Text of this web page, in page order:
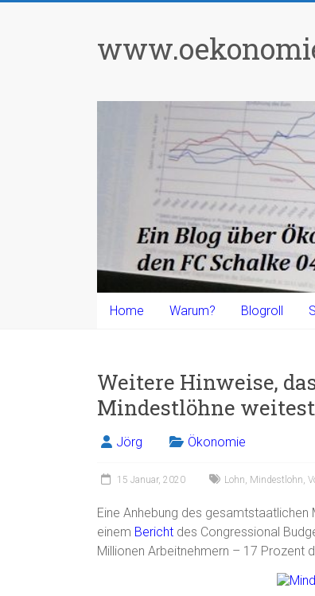
Home Warum? Blogroll
Weitere Hinweise,
Mindestlöhne
Jörg Ökonomie
15 Januar, 2020 Lohn Mindestlohn
Eine Anhebung des
einem Bericht des Congressional
Millionen Arbeitnehmern – 17 Prozent